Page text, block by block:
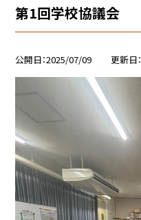
第1回学校協議会
公開日 2025/07/09 更新日